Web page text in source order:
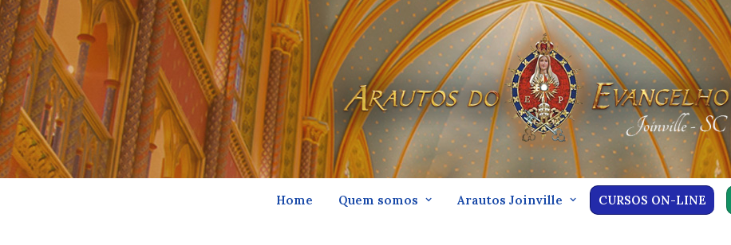
Home Quem somos Arautos Joinville CURSOS ON-LINE